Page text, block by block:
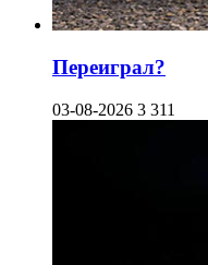
Переиграл?
03-08-2026 3 311